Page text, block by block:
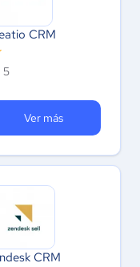
CRM
5
Ver más
CRM